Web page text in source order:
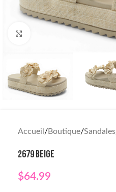
Click to enlarge
Accueil Boutique Sandales
2679 BEIGE
$64.99